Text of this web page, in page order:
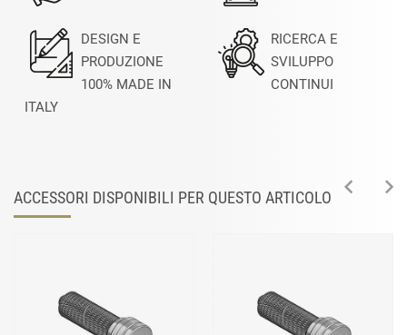
DESIGN E
PRODUZIONE
100% MADE IN
ITALY
RICERCA E
SVILUPPO
CONTINUI
ACCESSORI DISPONIBILI PER QUESTO ARTICOLO